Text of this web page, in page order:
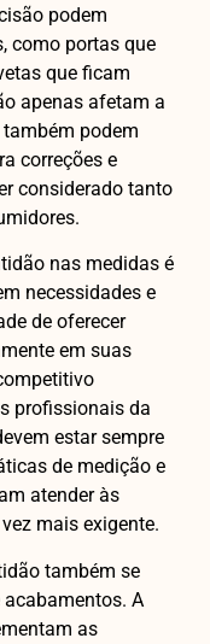
podem
como portas que
que ficam
apenas afetam a
podem
correções e
considerado tanto
nas medidas é
necessidades e
de oferecer
em suas
profissionais da
estar sempre
de medição e
atender às
mais exigente.
também se
A
as